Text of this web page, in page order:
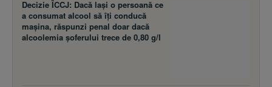
Decizie ÎCCJ: Dacă laşi o persoană ce
a consumat alcool să îţi conducă
maşina, răspunzi penal doar dacă
alcoolemia şoferului trece de 0,80 g/l